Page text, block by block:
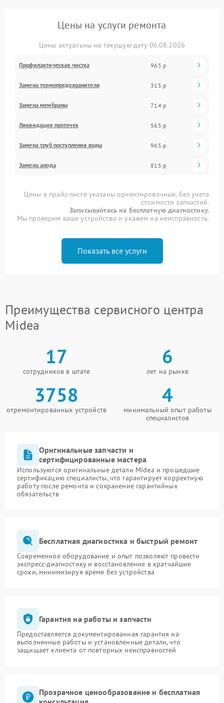
Цены на услуги ремонта
Цены актуальны на текущую дату 06.08.2026
Профилактическая чистка 965 р
Замена термопредохранителя 315 р
Замена мембраны 714 р
Ликвидация протечек 565 р
Замена труб поступления воды 965 р
Замена анода 815 р
Цены в прайс-листе указаны ориентировочные, без учета
стоимости запчастей.
Записывайтесь на бесплатную диагностику.
Мы проверим ваше устройство и укажем на неисправность.
Показать все услуги
Преимущества сервисного центра
Midea
17
сотрудников в штате
6
лет на рынке
3758
отремонтированных устройств
4
минимальный опыт работы
специалистов
Оригинальные запчасти и
сертифицированные мастера
Используются оригинальные детали Midea и прошедшие
сертификацию специалисты, что гарантирует корректную
работу после ремонта и сохранение гарантийных
обязательств
Бесплатная диагностика и быстрый ремонт
Современное оборудование и опыт позволяют провести
экспресс-диагностику и восстановление в кратчайшие
сроки, минимизируя время без устройства
Гарантия на работы и запчасти
Предоставляется документированная гарантия на
выполненные работы и установленные детали, что
защищает клиента от повторных неисправностей
Прозрачное ценообразование и бесплатная